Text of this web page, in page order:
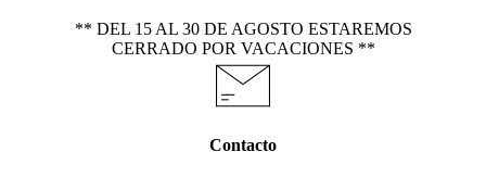
** DEL 15 AL 30 DE AGOSTO ESTAREMOS
CERRADO POR VACACIONES **
Contacto